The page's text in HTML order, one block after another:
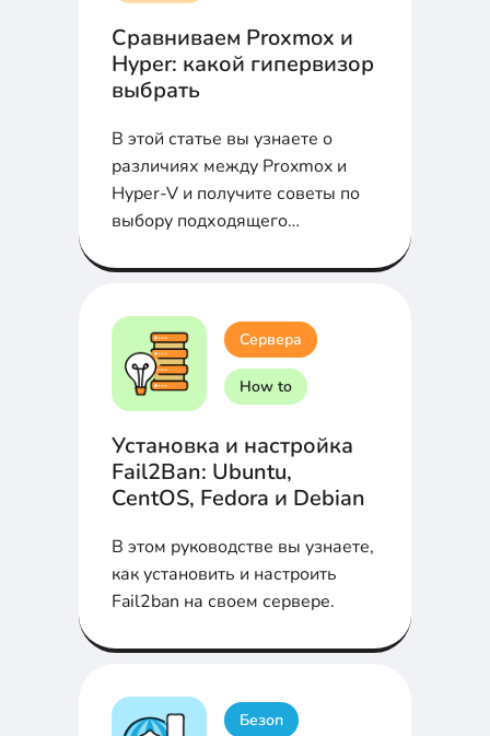
Сравниваем Proxmox и
Hyper: какой гипервизор
выбрать
В этой статье вы узнаете о
различиях между Proxmox и
Hyper-V и получите советы по
выбору подходящего
организации.
Сервера
How to
Установка и настройка
Fail2Ban: Ubuntu,
CentOS, Fedora и Debian
В этом руководстве вы узнаете,
как установить и настроить
Fail2ban на своем сервере.
Безоп